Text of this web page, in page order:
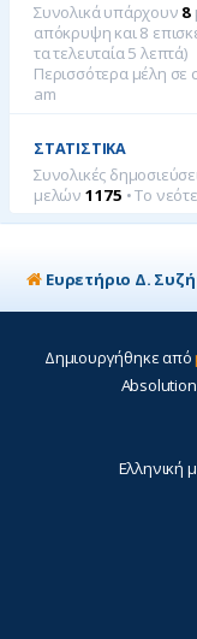
Συνολικά υπάρχουν 8
απόκρυψη και 8
τα τελευταία 5 λεπτά)
Περισσότερα μέλη
am
ΣΤΑΤΙΣΤΙΚΆ
Συνολικές
μελών 1175 • Το
Ευρετήριο Δ.
Δημιουργήθηκε από
Ελληνική